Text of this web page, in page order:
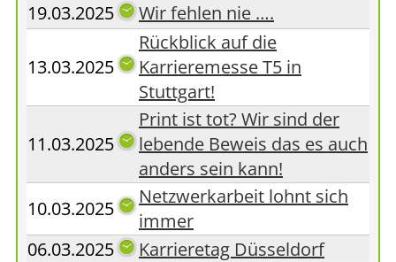
19.03.2025
Wir fehlen nie ….
13.03.2025
Rückblick auf die
Karrieremesse T5 in
Stuttgart!
11.03.2025
Print ist tot? Wir sind der
lebende Beweis das es auch
anders sein kann!
10.03.2025
Netzwerkarbeit lohnt sich
immer
06.03.2025
Karrieretag Düsseldorf